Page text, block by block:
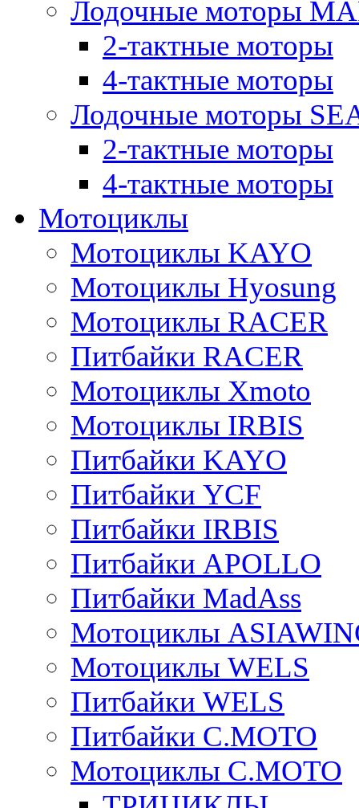
Лодочные моторы
2-тактные моторы
4-тактные моторы
Лодочные моторы
2-тактные моторы
4-тактные моторы
Мотоциклы
Мотоциклы KAYO
Мотоциклы Hyosung
Мотоциклы RACER
Питбайки RACER
Мотоциклы Xmoto
Мотоциклы IRBIS
Питбайки KAYO
Питбайки YCF
Питбайки IRBIS
Питбайки APOLLO
Питбайки MadAss
Мотоциклы
Мотоциклы WELS
Питбайки WELS
Питбайки C.MOTO
Мотоциклы C.MOTO